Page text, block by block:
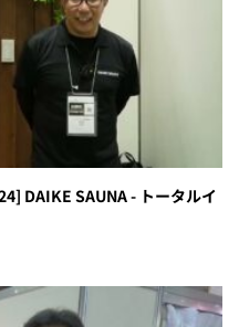
DAIKE SAUNA - トータルイ